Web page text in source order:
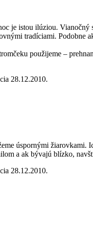
je istou ilúziou.
tradíciami. Podobne
použijeme –
28.12.2010.
úspornými žiarovkami.
a ak bývajú blízko,
28.12.2010.